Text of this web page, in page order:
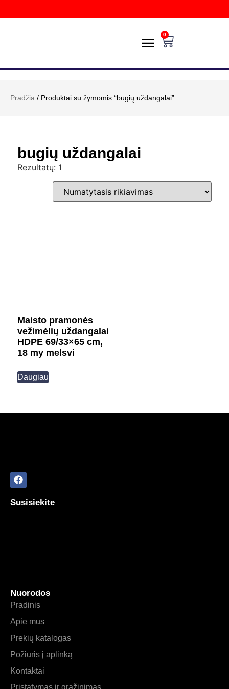
0
Pradžia / Produktai su žymomis “bugių uždangalai”
bugių uždangalai
Rezultatų: 1
Maisto pramonės
vežimėlių uždangalai
HDPE 69/33×65 cm,
18 my melsvi
Daugiau
Susisiekite
Nuorodos
Pradinis
Apie mus
Prekių katalogas
Požiūris į aplinką
Kontaktai
Pristatymas ir grąžinimas